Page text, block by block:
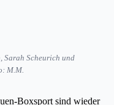
Sarah Scheurich und
M.M.
Boxsport sind wieder